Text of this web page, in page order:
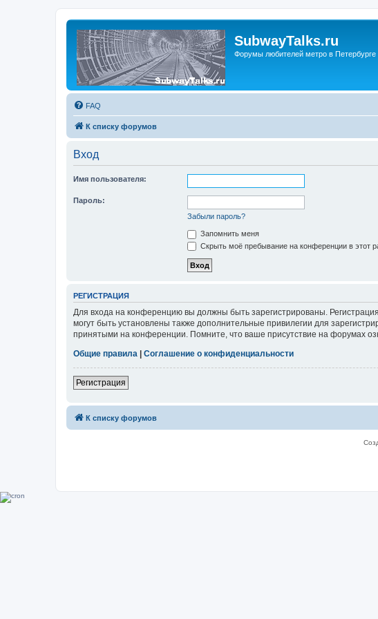
SubwayTalks.ru
Форумы любителей метро в Петербурге
FAQ
К списку форумов
Вход
Имя пользователя:
Пароль:
Забыли пароль?
Запомнить меня
Скрыть моё пребывание на конференции в этот
РЕГИСТРАЦИЯ
Для входа на конференцию вы должны быть зарегистрированы.
могут быть установлены также дополнительные привилегии для
принятыми на конференции. Помните, что ваше присутствие на форумах
Общие правила | Соглашение о конфиденциальности
Регистрация
К списку форумов